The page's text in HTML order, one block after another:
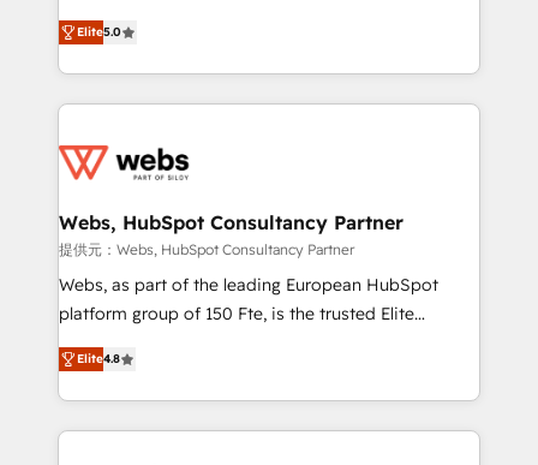
Execution • 750+ onboardings and 2,000+
implementations • Deep expertise across marketing,
BBD Boom is the HubSpot partner that can help you
to HubSpot Better. We work with your teams to
solve all your HubSpot challenges and improve user
adoption, sales process and marketing results.
the first time 🔧 Designing and optimising your
and build using HubSpot 🔌 Integrating HubSpot
with other systems 🎓 Training your teams to be
HubSpot pros 📊 Lead generation services using
HubSpot Why us? - SIX HubSpot Accreditations -
CRM, Solutions Architecture, Onboarding , Data
Migration, Custom Integration & Platform
Elite5.0
Webs, HubSpot Consultancy Partner
提供元：Webs, HubSpot Consultancy Partner
Webs, as part of the leading European HubSpot
platform group of 150 Fte, is the trusted Elite
HubSpot CRM Partner offering you a roadmap on
maximizing EBITDA and achieving Commercial
Excellence. With our targeted processes, we
strengthen your digital transformation and minimize
Elite4.8